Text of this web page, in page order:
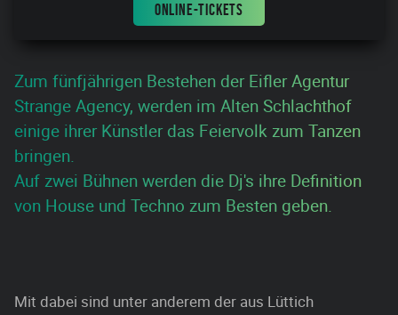
ONLINE-TICKETS
Zum fünfjährigen Bestehen der Eifler Agentur
Strange Agency, werden im Alten Schlachthof
einige ihrer Künstler das Feiervolk zum Tanzen
bringen.
Auf zwei Bühnen werden die Dj's ihre Definition
von House und Techno zum Besten geben.
Mit dabei sind unter anderem der aus Lüttich